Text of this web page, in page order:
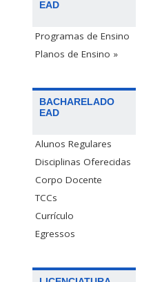
EAD
Programas de Ensino
Planos de Ensino »
BACHARELADO
EAD
Alunos Regulares
Disciplinas Oferecidas
Corpo Docente
TCCs
Currículo
Egressos